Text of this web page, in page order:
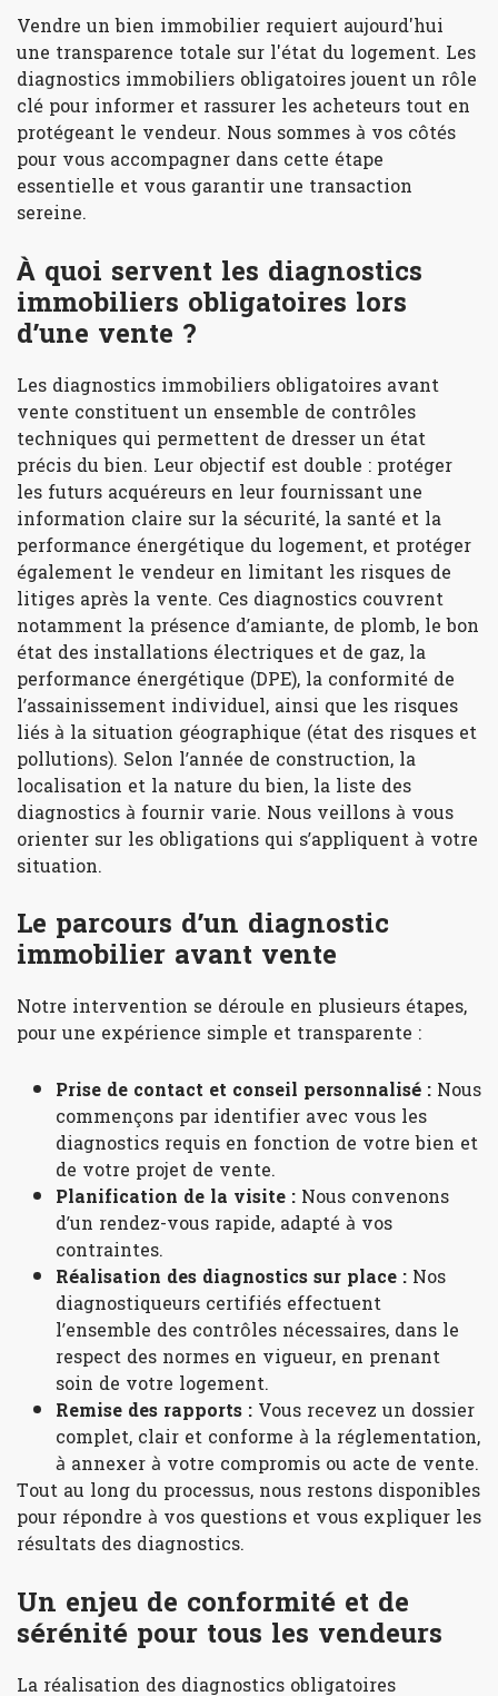
Vendre un bien immobilier requiert aujourd'hui
une transparence totale sur l'état du logement. Les
diagnostics immobiliers obligatoires jouent un rôle
clé pour informer et rassurer les acheteurs tout en
protégeant le vendeur. Nous sommes à vos côtés
pour vous accompagner dans cette étape
essentielle et vous garantir une transaction
sereine.
À quoi servent les diagnostics
immobiliers obligatoires lors
d’une vente ?
Les diagnostics immobiliers obligatoires avant
vente constituent un ensemble de contrôles
techniques qui permettent de dresser un état
précis du bien. Leur objectif est double : protéger
les futurs acquéreurs en leur fournissant une
information claire sur la sécurité, la santé et la
performance énergétique du logement, et protéger
également le vendeur en limitant les risques de
litiges après la vente. Ces diagnostics couvrent
notamment la présence d’amiante, de plomb, le bon
état des installations électriques et de gaz, la
performance énergétique (DPE), la conformité de
l’assainissement individuel, ainsi que les risques
liés à la situation géographique (état des risques et
pollutions). Selon l’année de construction, la
localisation et la nature du bien, la liste des
diagnostics à fournir varie. Nous veillons à vous
orienter sur les obligations qui s’appliquent à votre
situation.
Le parcours d’un diagnostic
immobilier avant vente
Notre intervention se déroule en plusieurs étapes,
pour une expérience simple et transparente :
Prise de contact et conseil personnalisé : Nous
commençons par identifier avec vous les
diagnostics requis en fonction de votre bien et
de votre projet de vente.
Planification de la visite : Nous convenons
d’un rendez-vous rapide, adapté à vos
contraintes.
Réalisation des diagnostics sur place : Nos
diagnostiqueurs certifiés effectuent
l’ensemble des contrôles nécessaires, dans le
respect des normes en vigueur, en prenant
soin de votre logement.
Remise des rapports : Vous recevez un dossier
complet, clair et conforme à la réglementation,
à annexer à votre compromis ou acte de vente.
Tout au long du processus, nous restons disponibles
pour répondre à vos questions et vous expliquer les
résultats des diagnostics.
Un enjeu de conformité et de
sérénité pour tous les vendeurs
La réalisation des diagnostics obligatoires